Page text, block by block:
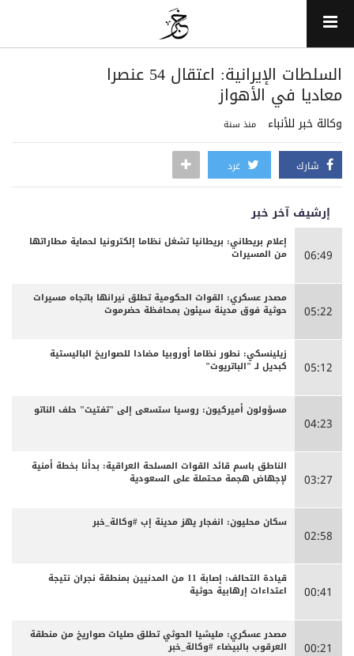
السلطات الإيرانية: اعتقال 54 عنصرا
معاديا في الأهواز
وكالة خبر للأنباء منذ سنة
شارك غرد
إرشيف آخر خبر
06:49
إعلام بريطاني: بريطانيا تشغل نظاما إلكترونيا لحماية مطاراتها
من المسيرات
05:22
مصدر عسكري: القوات الحكومية تطلق نيرانها باتجاه مسيرات
حوثية فوق مدينة سيئون بمحافظة حضرموت
05:12
زيلينسكي: نطور نظاما أوروبيا مضادا للصواريخ الباليستية
كبديل لـ "الباتريوت"
04:23
مسؤولون أميركيون: روسيا ستسعى إلى "تفتيت" حلف الناتو
03:27
الناطق باسم قائد القوات المسلحة العراقية: بدأنا بخطة أمنية
لإجهاض هجمة محتملة على السعودية
02:58
سكان محليون: انفجار يهز مدينة إب #وكالة_خبر
00:41
قيادة التحالف: إصابة 11 من المدنيين بمنطقة نجران نتيجة
اعتداءات إرهابية حوثية
00:21
مصدر عسكري: مليشيا الحوثي تطلق صليات صواريخ من منطقة
العرقوب بالبيضاء #وكالة_خبر